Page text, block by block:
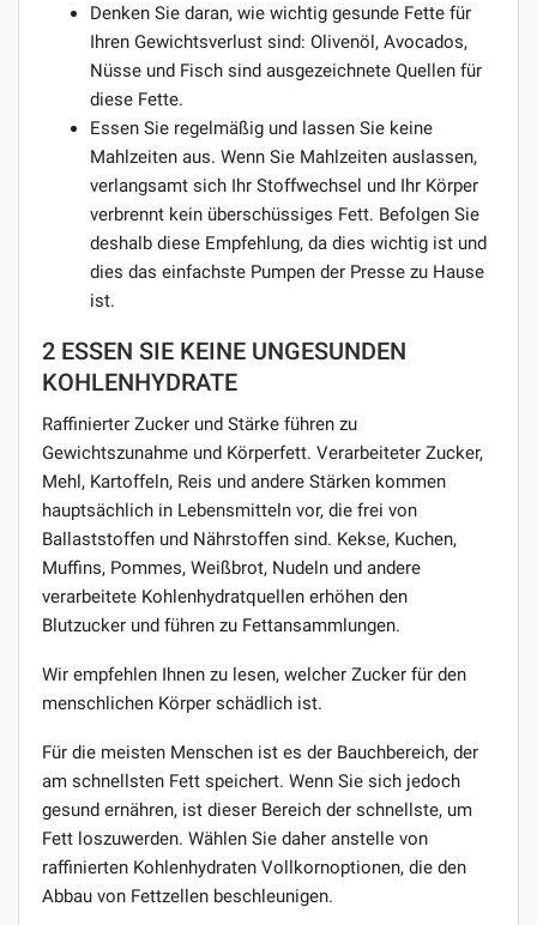
Denken Sie daran, wie wichtig gesunde Fette für
Ihren Gewichtsverlust sind: Olivenöl, Avocados,
Nüsse und Fisch sind ausgezeichnete Quellen für
diese Fette.
Essen Sie regelmäßig und lassen Sie keine
Mahlzeiten aus. Wenn Sie Mahlzeiten auslassen,
verlangsamt sich Ihr Stoffwechsel und Ihr Körper
verbrennt kein überschüssiges Fett. Befolgen Sie
deshalb diese Empfehlung, da dies wichtig ist und
dies das einfachste Pumpen der Presse zu Hause
ist.
2 ESSEN SIE KEINE UNGESUNDEN
KOHLENHYDRATE
Raffinierter Zucker und Stärke führen zu
Gewichtszunahme und Körperfett. Verarbeiteter Zucker,
Mehl, Kartoffeln, Reis und andere Stärken kommen
hauptsächlich in Lebensmitteln vor, die frei von
Ballaststoffen und Nährstoffen sind. Kekse, Kuchen,
Muffins, Pommes, Weißbrot, Nudeln und andere
verarbeitete Kohlenhydratquellen erhöhen den
Blutzucker und führen zu Fettansammlungen.
Wir empfehlen Ihnen zu lesen, welcher Zucker für den
menschlichen Körper schädlich ist.
Für die meisten Menschen ist es der Bauchbereich, der
am schnellsten Fett speichert. Wenn Sie sich jedoch
gesund ernähren, ist dieser Bereich der schnellste, um
Fett loszuwerden. Wählen Sie daher anstelle von
raffinierten Kohlenhydraten Vollkornoptionen, die den
Abbau von Fettzellen beschleunigen.